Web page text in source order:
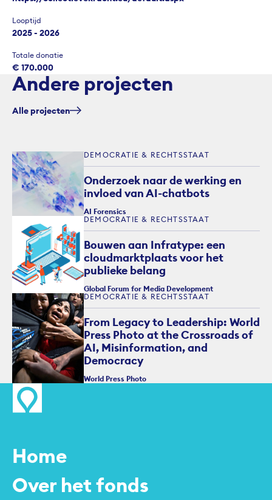
Looptijd
2025 - 2026
Totale donatie
€ 170.000
Andere projecten
Alle projecten
DEMOCRATIE & RECHTSSTAAT
Onderzoek naar de werking en
invloed van AI-chatbots
AI Forensics
DEMOCRATIE & RECHTSSTAAT
Bouwen aan Infratype: een
cloudmarktplaats voor het
publieke belang
Global Forum for Media Development
DEMOCRATIE & RECHTSSTAAT
From Legacy to Leadership: World
Press Photo at the Crossroads of
AI, Misinformation, and
Democracy
World Press Photo
Home
Over het fonds